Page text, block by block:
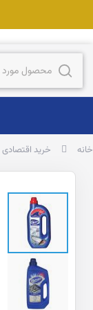
جست‌وجو
خانه خرید اقتصادی